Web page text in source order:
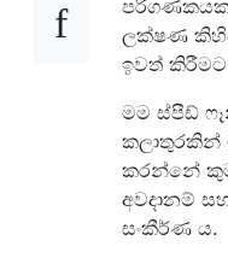
ලක්ෂණ
ඉවත්
මම ස්පීඩ්
කලාතුරකින්
කරන්නේ
අවදානම්
සංකීර්ණ ය.